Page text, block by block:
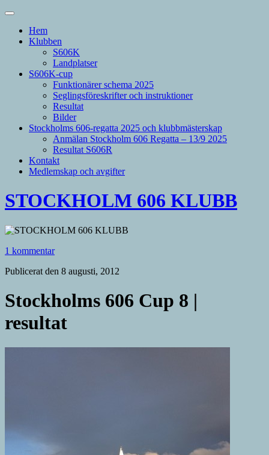
Hem
Klubben
S606K
Landplatser
S606K-cup
Funktionärer schema 2025
Seglingsföreskrifter och instruktioner
Resultat
Bilder
Stockholms 606-regatta 2025 och klubbmästerskap
Anmälan Stockholm 606 Regatta – 13/9 2025
Resultat S606R
Kontakt
Medlemskap och avgifter
STOCKHOLM 606 KLUBB
1 kommentar
Publicerat den 8 augusti, 2012
Stockholms 606 Cup 8 |
resultat